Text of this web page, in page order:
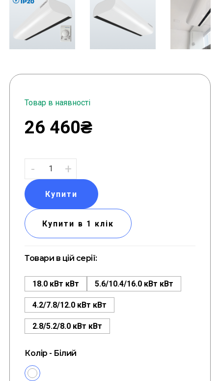
Товар в наявності
26 460₴
- +
Купити
Купити в 1 клік
Товари в цій серії:
18.0 кВт кВт 5.6/10.4/16.0 кВт кВт
4.2/7.8/12.0 кВт кВт
2.8/5.2/8.0 кВт кВт
Колір - Білий